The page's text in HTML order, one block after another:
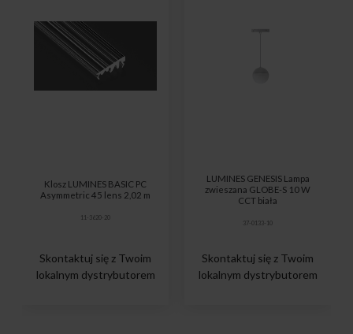
Klosz LUMINES BASIC PC
Asymmetric 45 lens 2,02 m
11-3620-20
Skontaktuj się z Twoim
lokalnym dystrybutorem
LUMINES GENESIS Lampa
zwieszana GLOBE-S 10 W
CCT biała
37-0133-10
Skontaktuj się z Twoim
lokalnym dystrybutorem